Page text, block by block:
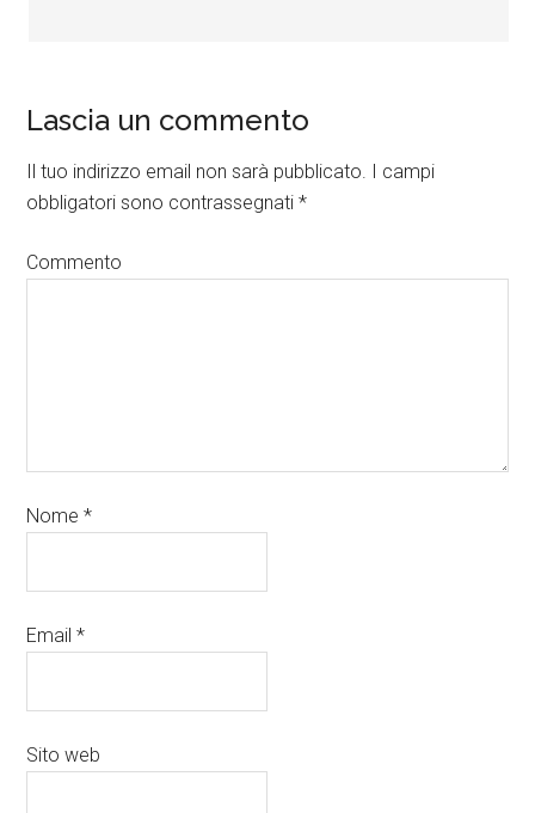
Lascia un commento
Il tuo indirizzo email non sarà pubblicato. I campi
obbligatori sono contrassegnati*
Commento
Nome*
Email*
Sito web